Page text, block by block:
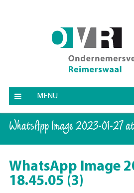
MENU
WhatsApp Image 2023-01-27
WhatsApp Image
18.45.05 (3)